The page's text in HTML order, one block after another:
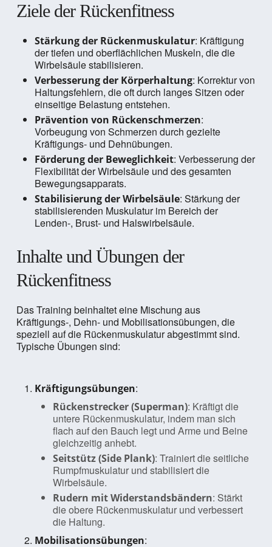
Ziele der Rückenfitness
Stärkung der Rückenmuskulatur: Kräftigung
der tiefen und oberflächlichen Muskeln, die die
Wirbelsäule stabilisieren.
Verbesserung der Körperhaltung: Korrektur von
Haltungsfehlern, die oft durch langes Sitzen oder
einseitige Belastung entstehen.
Prävention von Rückenschmerzen:
Vorbeugung von Schmerzen durch gezielte
Kräftigungs- und Dehnübungen.
Förderung der Beweglichkeit: Verbesserung der
Flexibilität der Wirbelsäule und des gesamten
Bewegungsapparats.
Stabilisierung der Wirbelsäule: Stärkung der
stabilisierenden Muskulatur im Bereich der
Lenden-, Brust- und Halswirbelsäule.
Inhalte und Übungen der
Rückenfitness
Das Training beinhaltet eine Mischung aus
Kräftigungs-, Dehn- und Mobilisationsübungen, die
speziell auf die Rückenmuskulatur abgestimmt sind.
Typische Übungen sind:
Kräftigungsübungen:
Rückenstrecker (Superman): Kräftigt die
untere Rückenmuskulatur, indem man sich
flach auf den Bauch legt und Arme und Beine
gleichzeitig anhebt.
Seitstütz (Side Plank): Trainiert die seitliche
Rumpfmuskulatur und stabilisiert die
Wirbelsäule.
Rudern mit Widerstandsbändern: Stärkt
die obere Rückenmuskulatur und verbessert
die Haltung.
Mobilisationsübungen: